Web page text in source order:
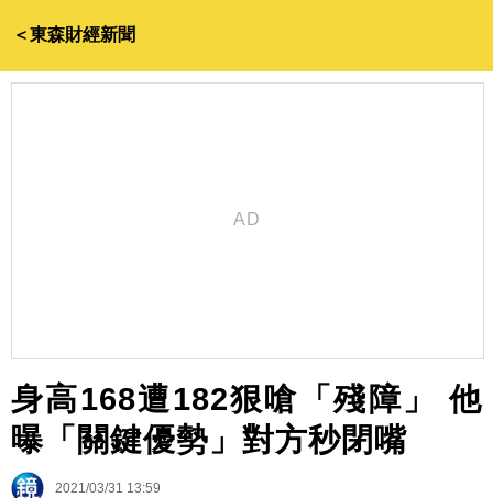
＜東森財經新聞
身高168遭182狠嗆「殘障」 他
曝「關鍵優勢」對方秒閉嘴
2021/03/31 13:59